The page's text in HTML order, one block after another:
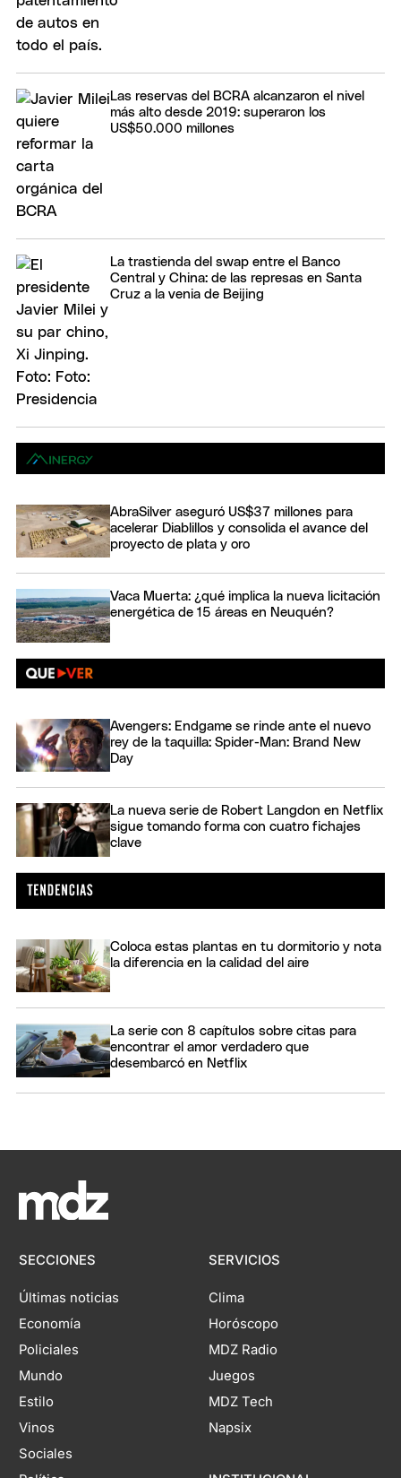
Las reservas del BCRA alcanzaron el nivel
más alto desde 2019: superaron los
US$50.000 millones
La trastienda del swap entre el Banco
Central y China: de las represas en Santa
Cruz a la venia de Beijing
AbraSilver aseguró US$37 millones para
acelerar Diablillos y consolida el avance del
proyecto de plata y oro
Vaca Muerta: ¿qué implica la nueva licitación
energética de 15 áreas en Neuquén?
Avengers: Endgame se rinde ante el nuevo
rey de la taquilla: Spider-Man: Brand New
Day
La nueva serie de Robert Langdon en Netflix
sigue tomando forma con cuatro fichajes
clave
Coloca estas plantas en tu dormitorio y nota
la diferencia en la calidad del aire
La serie con 8 capítulos sobre citas para
encontrar el amor verdadero que
desembarcó en Netflix
SECCIONES
Últimas noticias
Economía
Policiales
Mundo
Estilo
Vinos
Sociales
SERVICIOS
Clima
Horóscopo
MDZ Radio
Juegos
MDZ Tech
Napsix